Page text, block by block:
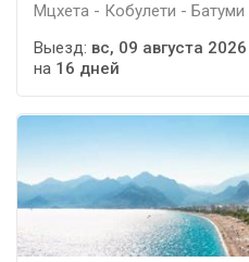
Мцхета - Кобулети - Батуми
Выезд: вс, 09 августа 2026
на 16 дней